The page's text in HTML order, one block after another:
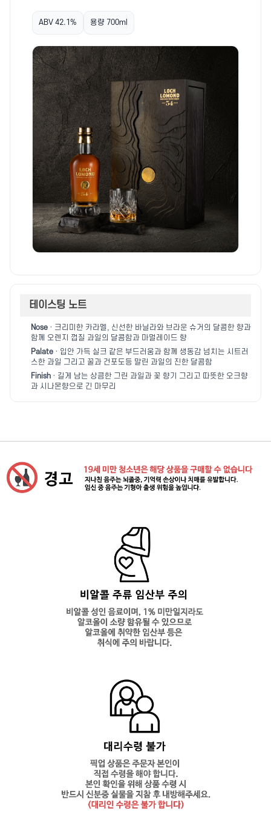
ABV 42.1% 용량 700ml
테이스팅 노트
Nose · 크리미한 카라멜, 신선한 바닐라와 브라운 슈거의 달콤한 향과
함께 오렌지 껍질 과일의 달콤함과 마멀레이드 향
Palate · 입안 가득 실크 같은 부드러움과 함께 생동감 넘치는 시트러
스한 과일 그리고 꿀과 건포도등 말린 과일의 진한 달콤함
Finish · 길게 남는 상큼한 그린 과일과 꽃 향기 그리고 따뜻한 오크향
과 시나몬향으로 긴 마무리